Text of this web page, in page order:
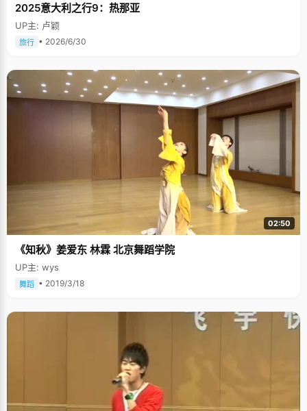
2025意大利之行9：热那亚
UP主: 卢颖
旅行 • 2026/6/30
02:50
《知秋》姜爱东 林霖 北京舞蹈学院
UP主: wys
舞蹈 • 2019/3/18